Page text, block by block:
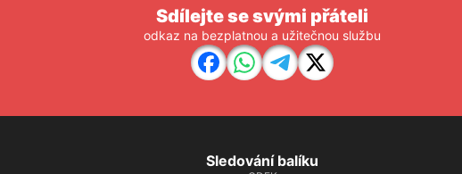
Sdílejte se svými přáteli
odkaz na bezplatnou a užitečnou službu
Sledování balíku